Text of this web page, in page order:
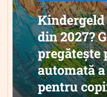
din 2027?
pregătește
automată
pentru